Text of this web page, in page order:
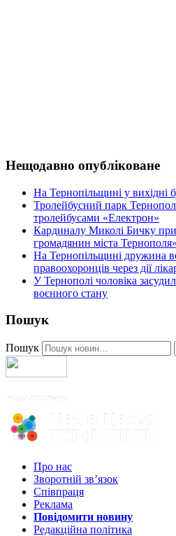
Нещодавно опубліковане
На Тернопільщині у вихідні
Тролейбусний парк
тролейбусами «Електрон»
Кардиналу Миколі Бичку
громадянин міста Тернополя»
На Тернопільщині дружина
правоохоронців через дії
У Тернополі чоловіка
воєнного стану
Пошук
Пошук
Про нас
Зворотній зв’язок
Співпраця
Реклама
Повідомити новину
Редакційна політика